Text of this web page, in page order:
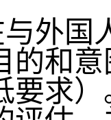
外国
的和
要求